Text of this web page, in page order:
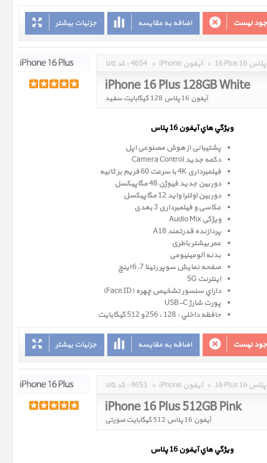
جزئیات بیشتر اضافه به مقایسه نیست
کد کالا : 4654 » iPhone آیفون » 16 Plus 16 پلاس
iPhone 16 Plus 128GB White
آیفون 16 پلاس 128 گیگابایت سفید
ويژگي هاي آيفون 16 پلاس
پشتیبانی از هوش مصنوعی اپل
دکمه جدید Camera Control
فیلمبرداری 4K با سرعت 60 فریم بر ثانیه
دوربین جدید فیوژن 48 مگاپیکسل
دوربین اولترا واید 12 مگاپیکسل
عکاسی و فیلمبرداری 3 بعدی
ویژگی Audio Mix
پردازنده قدرتمند A18
عمر بیشتر باطری
بدنه آلومینیومی
صفحه نمايش سوپر رتينا 6.7 اينچ
اینترنت 5G
داراي سنسور تشخيص چهره (Face ID)
پورت شارژ USB-C
حافظه داخلي : 128 ، 256 و 512 گيگابايت
جزئیات بیشتر اضافه به مقایسه نیست
کد کالا : 4653 » iPhone آیفون » 16 Plus 16 پلاس
iPhone 16 Plus 512GB Pink
آیفون 16 پلاس 512 گیگابایت صورتی
ويژگي هاي آيفون 16 پلاس